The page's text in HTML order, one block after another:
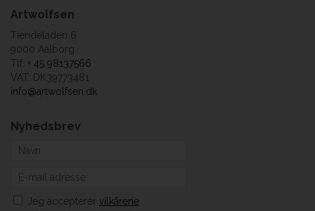
Artwolfsen
Tiendeladen 6
9000 Aalborg
Tlf: + 45 98137566
VAT: DK39773481
info@artwolfsen.dk
Nyhedsbrev
Jeg accepterer vilkårene